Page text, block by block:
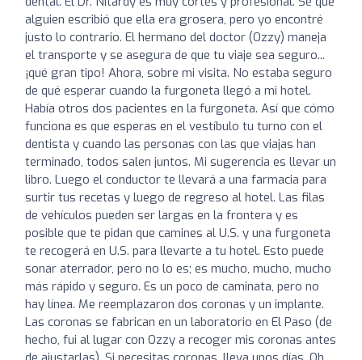
alguien escribió que ella era grosera, pero yo encontré
justo lo contrario. El hermano del doctor (Ozzy) maneja
el transporte y se asegura de que tu viaje sea seguro...
¡qué gran tipo! Ahora, sobre mi visita. No estaba seguro
de qué esperar cuando la furgoneta llegó a mi hotel.
Había otros dos pacientes en la furgoneta. Así que cómo
funciona es que esperas en el vestíbulo tu turno con el
dentista y cuando las personas con las que viajas han
terminado, todos salen juntos. Mi sugerencia es llevar un
libro. Luego el conductor te llevará a una farmacia para
surtir tus recetas y luego de regreso al hotel. Las filas
de vehículos pueden ser largas en la frontera y es
posible que te pidan que camines al U.S. y una furgoneta
te recogerá en U.S. para llevarte a tu hotel. Esto puede
sonar aterrador, pero no lo es; es mucho, mucho, mucho
más rápido y seguro. Es un poco de caminata, pero no
hay línea. Me reemplazaron dos coronas y un implante.
Las coronas se fabrican en un laboratorio en El Paso (de
hecho, fui al lugar con Ozzy a recoger mis coronas antes